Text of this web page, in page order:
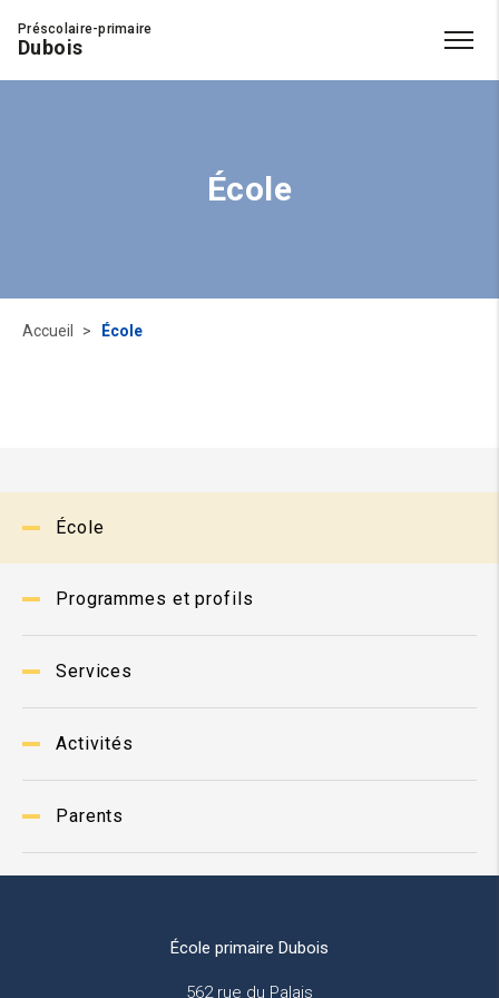
Préscolaire-primaire
Dubois
École
École
Programmes et profils
Services
Activités
Parents
Accueil École
École primaire Dubois
562 rue du Palais